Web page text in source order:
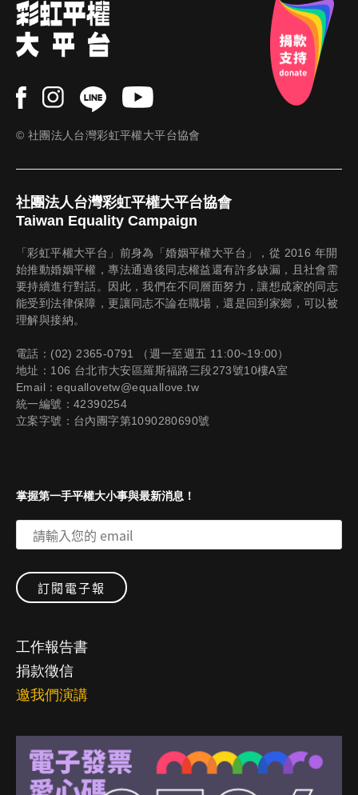
ok
© 社團法人台灣彩虹平權大平台協會
社團法人台灣彩虹平權大平台協會
Taiwan Equality Campaign
「彩虹平權大平台」前身為「婚姻平權大平台」，從 2016 年開
始推動婚姻平權，專法通過後同志權益還有許多缺漏，且社會需
要持續進行對話。因此，我們在不同層面努力，讓想成家的同志
能受到法律保障，更讓同志不論在職場，還是回到家鄉，可以被
理解與接納。
電話：(02) 2365-0791 （週一至週五 11:00~19:00）
地址：106 台北市大安區羅斯福路三段273號10樓A室
Email：equallovetw@equallove.tw
統一編號：42390254
立案字號：台內團字第1090280690號
掌握第一手平權大小事與最新消息！
工作報告書
捐款徵信
邀我們演講